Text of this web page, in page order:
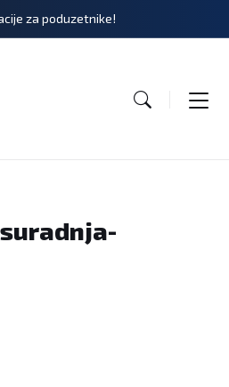
za poduzetnike!